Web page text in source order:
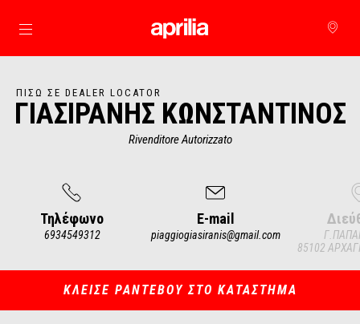
Μετάβαση στο κυρίως περιεχόμενο
ΠΊΣΩ ΣΕ DEALER LOCATOR
ΓΙΑΣΙΡΑΝΗΣ ΚΩΝΣΤΑΝΤΙΝΟΣ
Rivenditore Autorizzato
Τηλέφωνο
6934549312
E-mail
piaggiogiasiranis@gmail.com
85102
of
ΚΛΕΙΣΕ ΡΑΝΤΕΒΟΥ ΣΤΟ ΚΑΤΑΣΤΗΜΑ